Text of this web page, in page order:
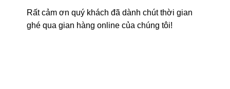
Rất cảm ơn quý khách đã dành chút thời gian
ghé qua gian hàng online của chúng tôi!